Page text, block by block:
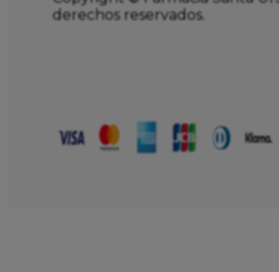
derechos reservados.